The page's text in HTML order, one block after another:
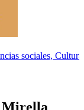
sociales,